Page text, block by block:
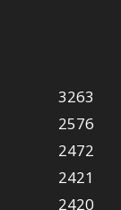
3263
2576
2472
2421
2420